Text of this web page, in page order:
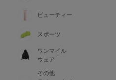
ビューティー
スポーツ
ワンマイル
ウェア
その他